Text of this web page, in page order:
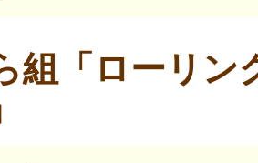
組「ローリ